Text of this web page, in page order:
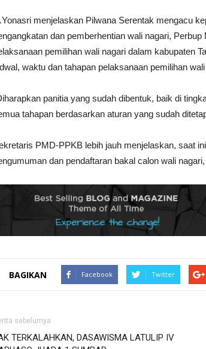
menjelaskan Pilwana Serentak mengacu
dan pemberhentian wali nagari,
pemilihan wali nagari dalam kabupaten
waktu dan tahapan pelaksanaan pemilihan
panitia yang sudah dibentuk, baik di
tahapan berdasarkan aturan yang sudah
PMD-PPKB lebih jauh menjelaskan, saat
dan pendaftaran bakal calon wali
BAGIKAN Facebook Twitter
sebelumya
TERKALAHKAN, DASAWISMA LATULIP IV